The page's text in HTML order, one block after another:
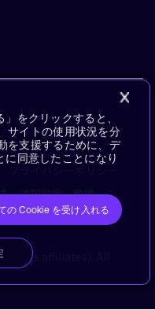
・通知設定 商標
用語集
its affiliates). All
をクリックすると、
サイトの使用状況を分
を支援するために、デ
同意したことになり
の Cookie を受け入れる